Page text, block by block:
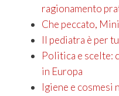
ragionamento
Che peccato,
Il pediatra è per
Politica e scelte:
in Europa
Igiene e cosmesi